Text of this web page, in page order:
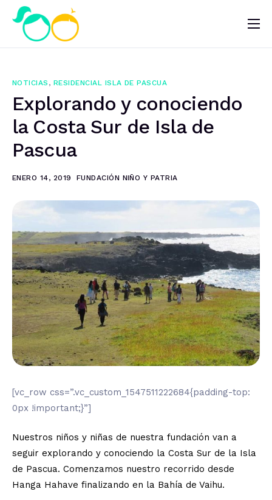
Nosotros
Noticias
¿Quieres ayudar?
NOTICIAS , RESIDENCIAL ISLA DE PASCUA
Explorando y conociendo
la Costa Sur de Isla de
Pascua
ENERO 14, 2019 FUNDACIÓN NIÑO Y PATRIA
[vc_row css=”.vc_custom_1547511222684{padding-top:
0px !important;}”]
Nuestros niños y niñas de nuestra fundación van a
seguir explorando y conociendo la Costa Sur de la Isla
de Pascua. Comenzamos nuestro recorrido desde
Hanga Hahave finalizando en la Bahía de Vaihu.